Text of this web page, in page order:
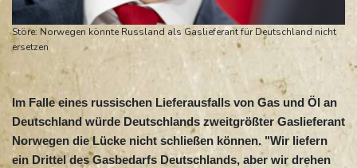
Störe: Norwegen könnte Russland als Gaslieferant für Deutschland nicht
ersetzen
Im Falle eines russischen Lieferausfalls von Gas und Öl an
Deutschland würde Deutschlands zweitgrößter Gaslieferant
Norwegen die Lücke nicht schließen können. "Wir liefern
ein Drittel des Gasbedarfs Deutschlands, aber wir drehen